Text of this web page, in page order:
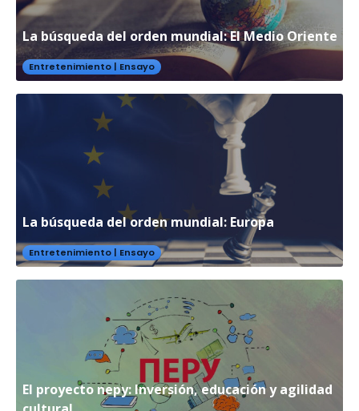
Entretenimiento| Ensayo
La búsqueda del orden mundial: El Medio Oriente
Entretenimiento| Ensayo
La búsqueda del orden mundial: Europa
El proyecto nepy: Inversión, educación y agilidad